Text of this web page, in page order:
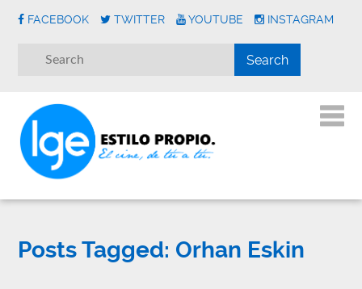
FACEBOOK TWITTER YOUTUBE INSTAGRAM
Posts Tagged: Orhan Eskin